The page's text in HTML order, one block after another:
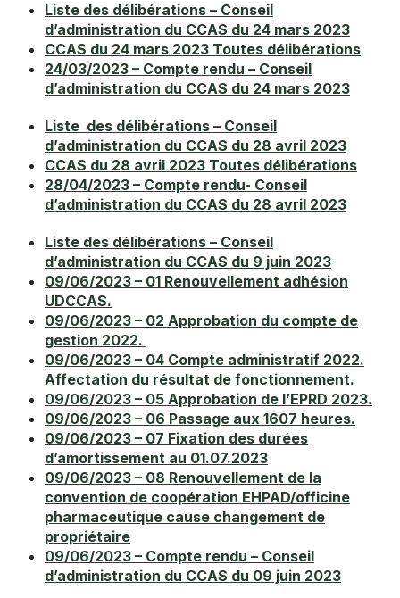
École de musique
Médiathèque
Aire de Fitness JP Deleury
Terrains de tennis
Table de tennis de table
EMPLOI ET DÉMARCHES
Emploi
Service Cimetière
SOLIDARITÉ ET SERVICES
Aides / services Jeunesse
Aides / services Séniors
Maison solidarité Immercurienne
Plan canicule
Attestation d’accueil
Certificat de vie
Certificat d’hérédité
Célébration de noces de mariage
Certificat de porte-fort
Changement de nom
Changement de prénom
Dissolution de PACS
Légalisation de signatures
Livret de famille
Mariage
Pièces d’identité
PACS
Parrainage
Recensement militaire
Liste des délibérations – Conseil
d’administration du CCAS du 24 mars 2023
CCAS du 24 mars 2023 Toutes délibérations
24/03/2023 – Compte rendu – Conseil
d’administration du CCAS du 24 mars 2023
Liste des délibérations – Conseil
d’administration du CCAS du 28 avril 2023
CCAS du 28 avril 2023 Toutes délibérations
28/04/2023 – Compte rendu- Conseil
d’administration du CCAS du 28 avril 2023
Liste des délibérations – Conseil
d’administration du CCAS du 9 juin 2023
09/06/2023 – 01 Renouvellement adhésion
UDCCAS.
09/06/2023 – 02 Approbation du compte de
gestion 2022.
09/06/2023 – 04 Compte administratif 2022.
Affectation du résultat de fonctionnement.
09/06/2023 – 05 Approbation de l’EPRD 2023.
09/06/2023 – 06 Passage aux 1607 heures.
09/06/2023 – 07 Fixation des durées
d’amortissement au 01.07.2023
09/06/2023 – 08 Renouvellement de la
convention de coopération EHPAD/officine
pharmaceutique cause changement de
propriétaire
09/06/2023 – Compte rendu – Conseil
d’administration du CCAS du 09 juin 2023